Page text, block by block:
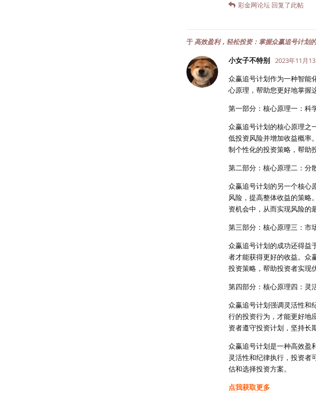
彩金网论坛 回复了此帖
于 高效盈利，轻松投资：掌握众赢追号计划
小女子不特别 2023年11月
众赢追号计划作为一种智能
心原理，帮助您更好地掌握
第一部分：核心原理一：科
众赢追号计划的核心原理之
低投资风险并增加收益概率
制个性化的投资策略，帮助
第二部分：核心原理二：分
众赢追号计划的另一个核心
风险，提高整体收益的策略
资机会中，从而实现风险的
第三部分：核心原理三：市
众赢追号计划的成功还得益
者才能获得更好的收益。众
投资策略，帮助投资者实现
第四部分：核心原理四：灵
众赢追号计划强调灵活性和
行的投资行为，才能更好地
资者遵守投资计划，坚持长
众赢追号计划是一种高效盈
灵活性和纪律执行，投资者
估和选择投资方案。
点我获取更多